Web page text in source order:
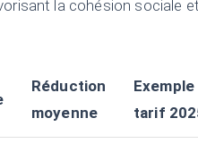
la cohésion sociale
Réduction
moyenne
tarif